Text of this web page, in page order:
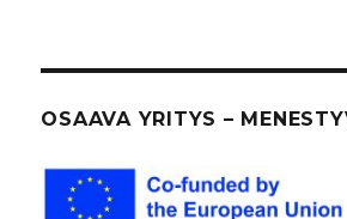
OSAAVA YRITYS –